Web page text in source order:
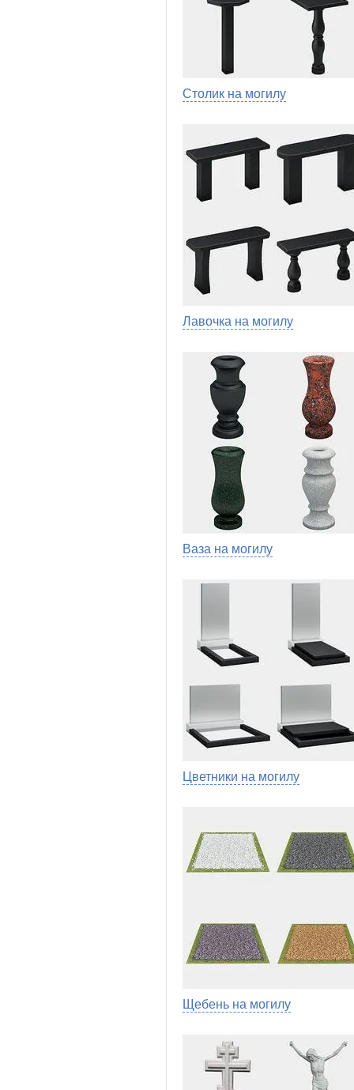
Столик на могилу
Лавочка на могилу
Ваза на могилу
Цветники на могилу
Щебень на могилу